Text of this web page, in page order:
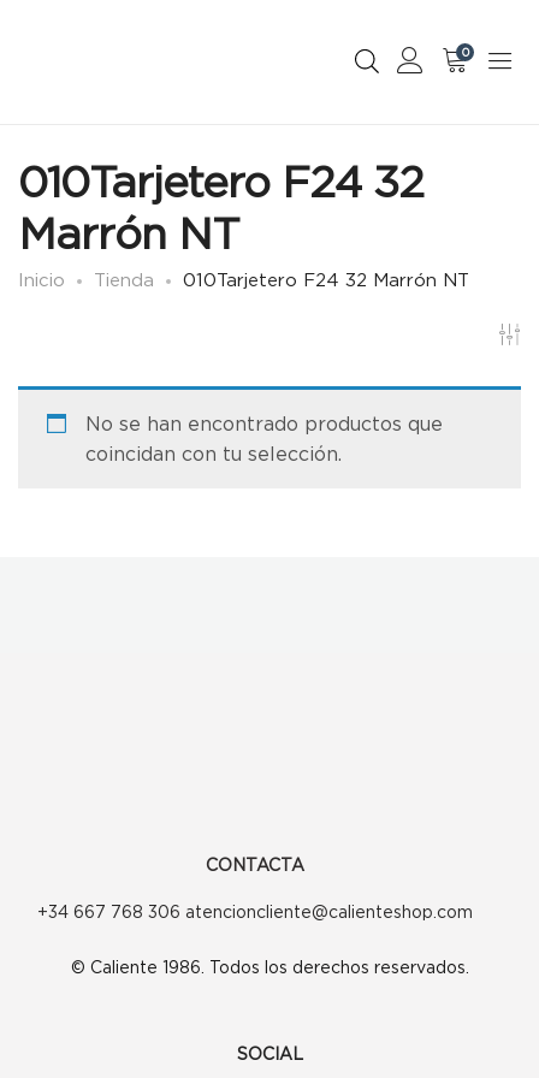
0
010Tarjetero F24 32
Marrón NT
Inicio Tienda 010Tarjetero F24 32 Marrón NT
No se han encontrado productos que
coincidan con tu selección.
CONTACTA
+34 667 768 306 atencioncliente@calienteshop.com
© Caliente 1986. Todos los derechos reservados.
SOCIAL